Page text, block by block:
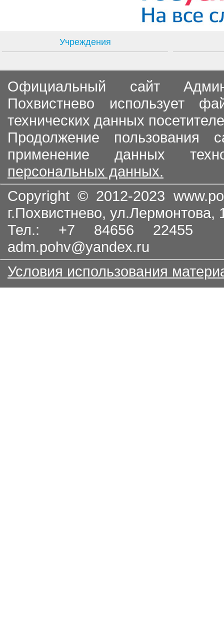
Учреждения
Официальный сайт
Похвистнево использует
технических данных
Продолжение пользования
применение данных
персональных данных.
Copyright © 2012-2023
г.Похвистнево, ул.Лермонтова,
Тел.: +7 84656
adm.pohv@yandex.ru
Условия использования